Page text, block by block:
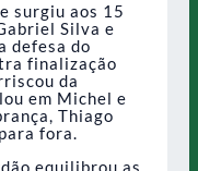
surgiu aos 15
Silva e
defesa do
finalização
da
em Michel e
Thiago
fora.
equilibrou as